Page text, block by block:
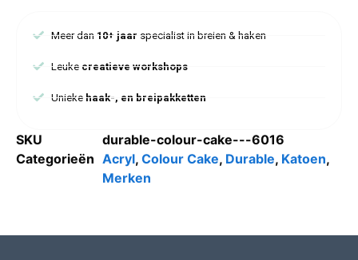
Meer dan 10+ jaar specialist in breien & haken
Leuke creatieve workshops
Uniekehaak-, en breipakketten
SKU
durable-colour-cake---6016
Categorieën Acryl, Colour Cake, Durable, Katoen,
Merken